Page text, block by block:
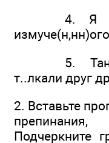
4. Я
5.
т..лкали друг
2. Вставьте
Подчеркните